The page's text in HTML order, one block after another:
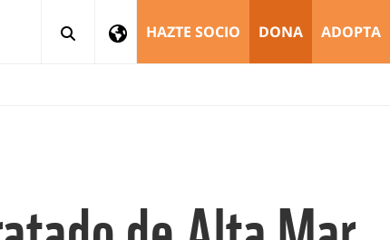
HAZTE SOCIO DONA ADOPTA